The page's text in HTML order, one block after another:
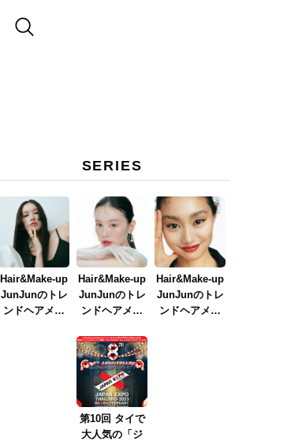
SERIES
Hair&Make-up
JunJunのトレ
ンドヘアメイ
Hair&Make-up
JunJunのトレ
ンドヘアメイ
イク
ver.2023』
Hair&Make-up
JunJunのトレ
ンドヘアメイ
第10回 タイで
大人気の「ジ